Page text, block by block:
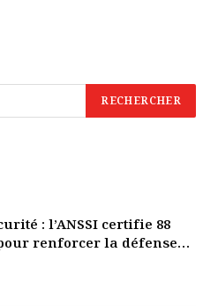
: l’ANSSI certifie 88
renforcer la défense
de la Côte d’Ivoire